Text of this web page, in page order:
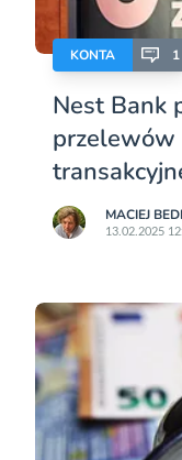
KONTA 1
Nest Bank
przelewów
MACIEJ
13.02.2025